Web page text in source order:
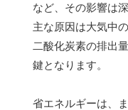
など、その影響は
主な原因は大気中
二酸化炭素の排出
鍵となります。
省エネルギーは、